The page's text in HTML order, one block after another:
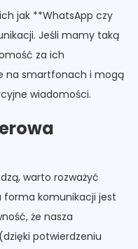
jak **WhatsApp czy
Jeśli mamy taką
za ich
na smartfonach i mogą
wiadomości.
warto rozważyć
forma komunikacji jest
że nasza
potwierdzeniu